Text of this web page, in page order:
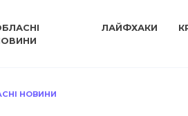
ЛАЙФХАКИ
НОВИНИ